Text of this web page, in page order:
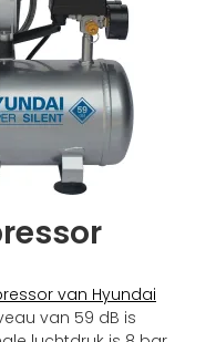
van Hyundai
van 59 dB is